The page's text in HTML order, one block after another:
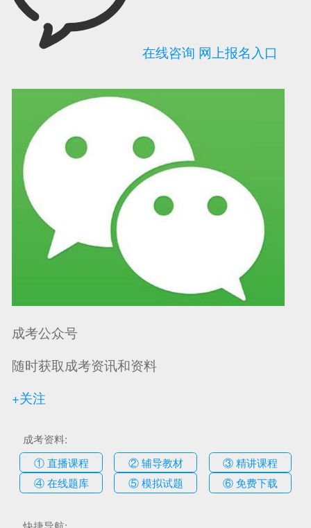
可信网站信用评 网络警察提醒你 诚信网站
在线咨询 网上报名入口
成考公众号
随时获取成考资讯和资料
+关注
成考资料:
① 直播课程
② 辅导教材
③ 精讲课程
④ 在线题库
⑤ 模拟试题 ⑥ 免费下载